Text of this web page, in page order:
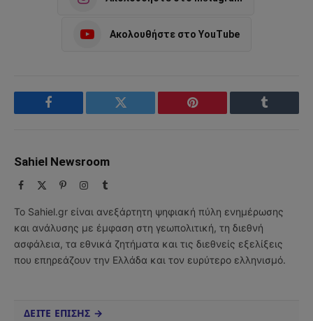
Ακολουθήστε στο YouTube
Facebook Twitter Pinterest Tumblr
Sahiel Newsroom
Facebook PinterestInstagram
Tumblr
Το Sahiel.gr είναι ανεξάρτητη ψηφιακή πύλη ενημέρωσης
και ανάλυσης με έμφαση στη γεωπολιτική, τη διεθνή
ασφάλεια, τα εθνικά ζητήματα και τις διεθνείς εξελίξεις
που επηρεάζουν την Ελλάδα και τον ευρύτερο ελληνισμό.
ΔΕΙΤΕ ΕΠΙΣΗΣ →